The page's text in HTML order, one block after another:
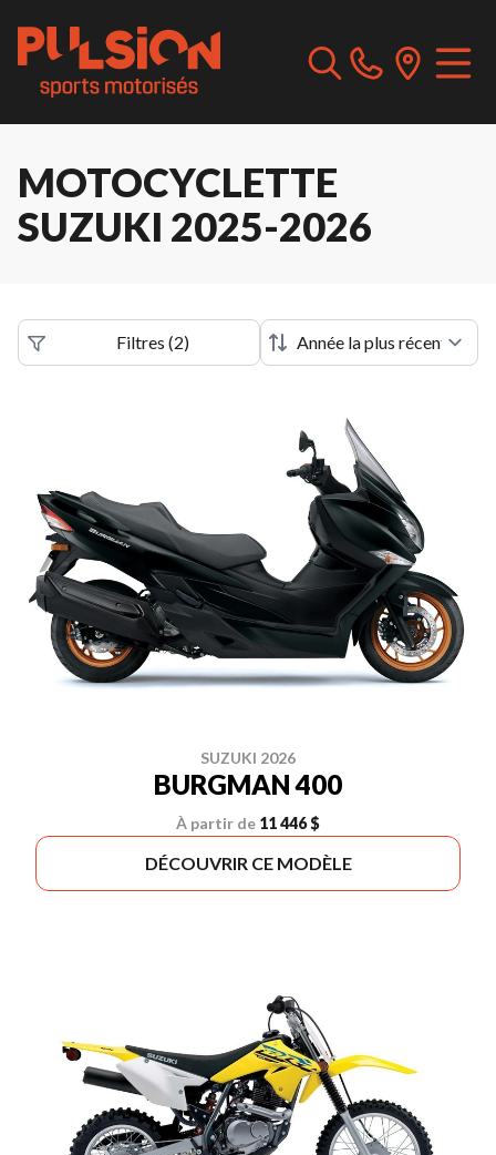
MOTOCYCLETTE
SUZUKI 2025-2026
Filtres (2)
SUZUKI 2026
BURGMAN 400
À partir de 11 446 $
DÉCOUVRIR CE MODÈLE